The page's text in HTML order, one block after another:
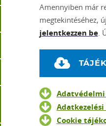
Amennyiben már
megtekintéséhez,
jelentkezzen be.
Adatkezelési
Cookie